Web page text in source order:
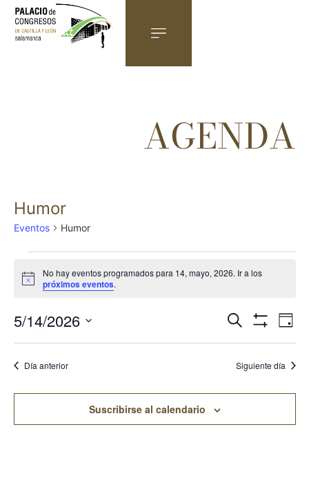
Humor
Eventos Humor
Aviso
No hay eventos programados para 14, mayo, 2026. Ir a los
próximos eventos.
Navegación
De
Búsqueda
Vistas
De
Buscar
De
De
Día
5/14/2026
la
fecha.
Día anterior Siguiente día
Suscribirse al calendario